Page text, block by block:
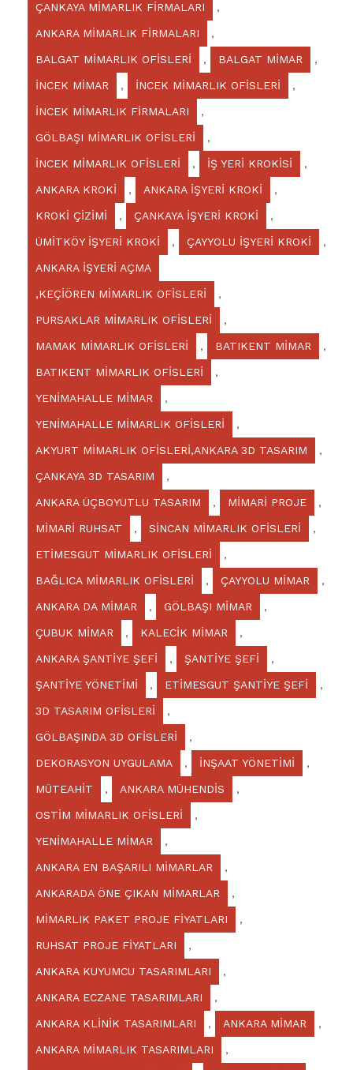
ÇANKAYA MİMARLIK FİRMALARI ,
ANKARA MİMARLIK FİRMALARI ,
BALGAT MİMARLIK OFİSLERİ , BALGAT MİMAR ,
İNCEK MİMAR , İNCEK MİMARLIK OFİSLERİ ,
İNCEK MİMARLIK FİRMALARI ,
GÖLBAŞI MİMARLIK OFİSLERİ ,
İNCEK MİMARLIK OFİSLERİ , İŞ YERİ KROKİSİ ,
ANKARA KROKİ , ANKARA İŞYERİ KROKİ ,
KROKİ ÇİZİMİ , ÇANKAYA İŞYERİ KROKİ ,
ÜMİTKÖY İŞYERİ KROKİ , ÇAYYOLU İŞYERİ KROKİ ,
ANKARA İŞYERİ AÇMA
,KEÇİÖREN MİMARLIK OFİSLERİ ,
PURSAKLAR MİMARLIK OFİSLERİ ,
MAMAK MİMARLIK OFİSLERİ , BATIKENT MİMAR ,
BATIKENT MİMARLIK OFİSLERİ ,
YENİMAHALLE MİMAR ,
YENİMAHALLE MİMARLIK OFİSLERİ ,
AKYURT MİMARLIK OFİSLERİ,ANKARA 3D TASARIM ,
ÇANKAYA 3D TASARIM ,
ANKARA ÜÇBOYUTLU TASARIM , MİMARİ PROJE ,
MİMARİ RUHSAT , SİNCAN MİMARLIK OFİSLERİ ,
ETİMESGUT MİMARLIK OFİSLERİ ,
BAĞLICA MİMARLIK OFİSLERİ , ÇAYYOLU MİMAR ,
ANKARA DA MİMAR , GÖLBAŞI MİMAR ,
ÇUBUK MİMAR , KALECİK MİMAR ,
ANKARA ŞANTİYE ŞEFİ , ŞANTİYE ŞEFİ ,
ŞANTİYE YÖNETİMİ , ETİMESGUT ŞANTİYE ŞEFİ ,
3D TASARIM OFİSLERİ ,
GÖLBAŞINDA 3D OFİSLERİ ,
DEKORASYON UYGULAMA , İNŞAAT YÖNETİMİ ,
MÜTEAHİT , ANKARA MÜHENDİS ,
OSTİM MİMARLIK OFİSLERİ ,
YENİMAHALLE MİMAR ,
ANKARA EN BAŞARILI MİMARLAR ,
ANKARADA ÖNE ÇIKAN MİMARLAR ,
MİMARLIK PAKET PROJE FİYATLARI ,
RUHSAT PROJE FİYATLARI ,
ANKARA KUYUMCU TASARIMLARI ,
ANKARA ECZANE TASARIMLARI ,
ANKARA KLİNİK TASARIMLARI , ANKARA MİMAR ,
ANKARA MİMARLIK TASARIMLARI ,